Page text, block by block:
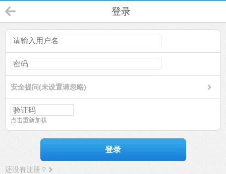
登录
安全提问(未设置请忽略)
点击重新加载
登录
还没有注册？